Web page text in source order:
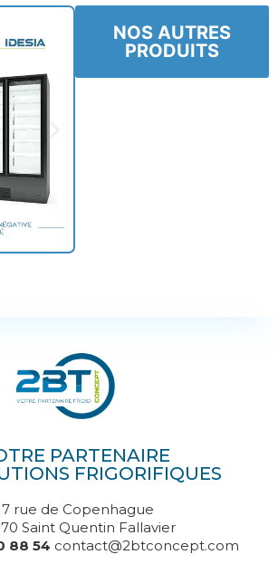
NOS AUTRES
PRODUITS
PARTENAIRE
FRIGORIFIQUES
rue de Copenhague
Saint Quentin Fallavier
88 54 contact@2btconcept.com